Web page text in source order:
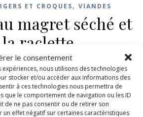
le consentement
nous utilisons des technologies
stocker et/ou accéder aux informations des
à ces technologies nous permettra de
que le comportement de navigation ou les ID
de ne pas consentir ou de retirer son
un effet négatif sur certaines caractéristiques
ET CROQUES, VIANDES
magret séché et
la raclette
2024 2 Commentaires
LIRE LA SUITE